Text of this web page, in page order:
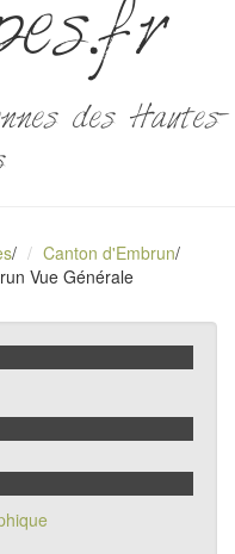
des Hautes-
/ Canton d'Embrun/
Vue Générale